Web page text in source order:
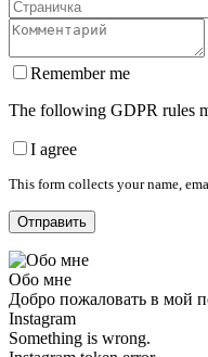
Remember me
The following GDPR rules
I agree
This form collects your name,
Обо мне
Добро пожаловать в мой
Instagram
Something is wrong.